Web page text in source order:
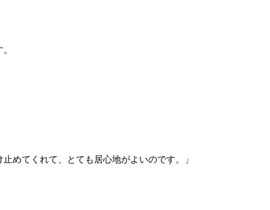
めてくれて、とても居心地がよいのです。」